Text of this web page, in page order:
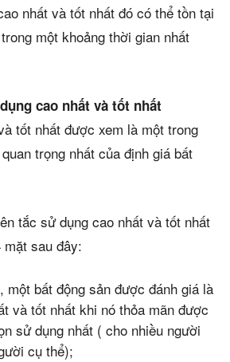
nhất và tốt nhất đó có thể tồn tại
một khoảng thời gian nhất
cao nhất và tốt nhất
tốt nhất được xem là một trong
trọng nhất của định giá bất
tắc sử dụng cao nhất và tốt nhất
sau đây:
một bất động sản được đánh giá là
và tốt nhất khi nó thỏa mãn được
sử dụng nhất ( cho nhiều người
cụ thể);